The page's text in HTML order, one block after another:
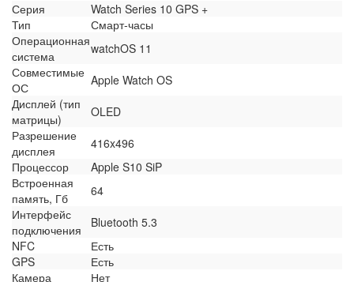
Серия
Watch Series 10 GPS +
Тип
Смарт-часы
Операционная
система
watchOS 11
Совместимые
ОС
Apple Watch OS
Дисплей (тип
матрицы)
OLED
Разрешение
дисплея
416x496
Процессор
Apple S10 SiP
Встроенная
память, Гб
64
Интерфейс
подключения
Bluetooth 5.3
NFC
Есть
GPS
Есть
Камера
Нет